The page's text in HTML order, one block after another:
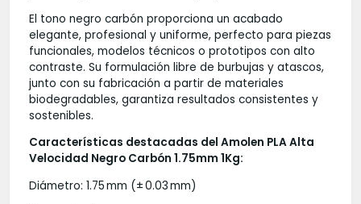
El tono negro carbón proporciona un acabado
elegante, profesional y uniforme, perfecto para piezas
funcionales, modelos técnicos o prototipos con alto
contraste. Su formulación libre de burbujas y atascos,
junto con su fabricación a partir de materiales
biodegradables, garantiza resultados consistentes y
sostenibles.
Características destacadas del Amolen PLA Alta
Velocidad Negro Carbón 1.75mm 1Kg:
Diámetro: 1.75 mm (± 0.03 mm)